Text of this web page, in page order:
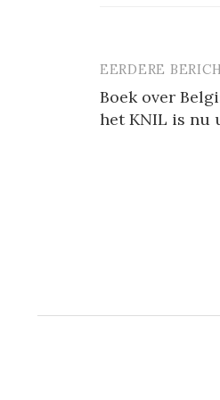
EERDERE
Boek over
het KNIL is nu